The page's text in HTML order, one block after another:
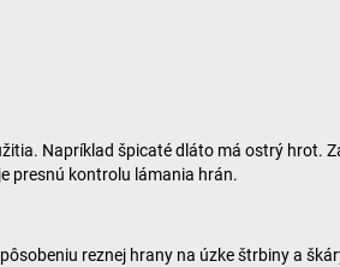
Napríklad špicaté dláto má ostrý hrot.
presnú kontrolu lámania hrán.
reznej hrany na úzke štrbiny a